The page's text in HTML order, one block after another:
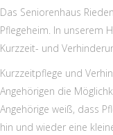
Das Seniorenhaus
Pflegeheim. In unserem
Kurzzeit- und
Kurzzeitpflege und
Angehörigen die
Angehörige weiß, dass
hin und wieder eine